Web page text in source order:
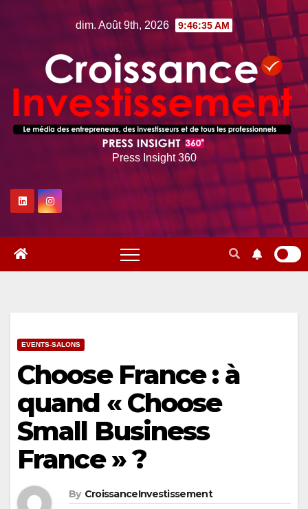
dim. Août 9th, 2026 9:46:36 AM
Press Insight 360
EVENTS-SALONS
Choose France : à
quand « Choose
Small Business
France » ?
By CroissanceInvestissement